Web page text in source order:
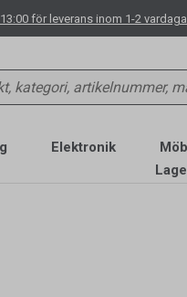
för leverans inom 1-2
Elektronik